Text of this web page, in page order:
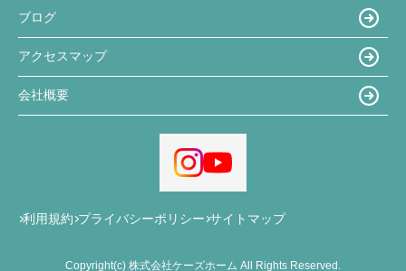
ブログ
アクセスマップ
会社概要
利用規約 プライバシーポリシー サイトマップ
Copyright(c) 株式会社ケーズホーム All Rights Reserved.